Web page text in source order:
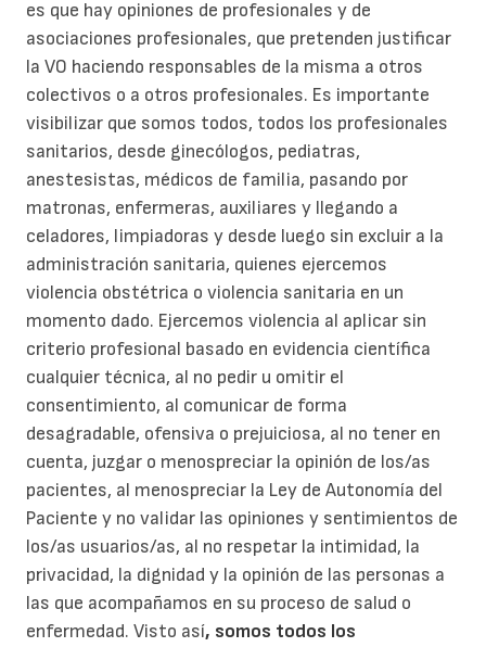
es que hay opiniones de profesionales y de
asociaciones profesionales, que pretenden justificar
la VO haciendo responsables de la misma a otros
colectivos o a otros profesionales. Es importante
visibilizar que somos todos, todos los profesionales
sanitarios, desde ginecólogos, pediatras,
anestesistas, médicos de familia, pasando por
matronas, enfermeras, auxiliares y llegando a
celadores, limpiadoras y desde luego sin excluir a la
administración sanitaria, quienes ejercemos
violencia obstétrica o violencia sanitaria en un
momento dado. Ejercemos violencia al aplicar sin
criterio profesional basado en evidencia científica
cualquier técnica, al no pedir u omitir el
consentimiento, al comunicar de forma
desagradable, ofensiva o prejuiciosa, al no tener en
cuenta, juzgar o menospreciar la opinión de los/as
pacientes, al menospreciar la Ley de Autonomía del
Paciente y no validar las opiniones y sentimientos de
los/as usuarios/as, al no respetar la intimidad, la
privacidad, la dignidad y la opinión de las personas a
las que acompañamos en su proceso de salud o
enfermedad. Visto así, somos todos los